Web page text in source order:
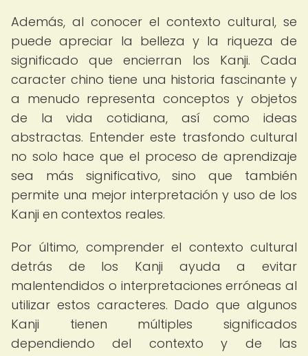
Además, al conocer el contexto cultural, se
puede apreciar la belleza y la riqueza de
significado que encierran los Kanji. Cada
caracter chino tiene una historia fascinante y
a menudo representa conceptos y objetos
de la vida cotidiana, así como ideas
abstractas. Entender este trasfondo cultural
no solo hace que el proceso de aprendizaje
sea más significativo, sino que también
permite una mejor interpretación y uso de los
Kanji en contextos reales.
Por último, comprender el contexto cultural
detrás de los Kanji ayuda a evitar
malentendidos o interpretaciones erróneas al
utilizar estos caracteres. Dado que algunos
Kanji tienen múltiples significados
dependiendo del contexto y de las